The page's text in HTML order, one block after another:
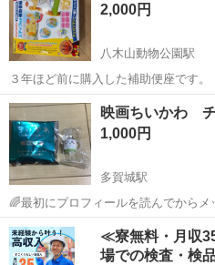
にご希望の日にちを入れ...
2,000円
八木山動物公園駅
３年ほど前に購入した補助便座です。 【購入時価格】 5000円ぐらい
（確か） 【サイズ】 【傷などの状態】 とくに目立った傷はありませ
ん。 【アピールポイント】 状態はいいのでまだまだ使えます！ 購入
したものの、子供...
宮城 仙台市 八木山動物公園駅
映画ちいかわ
1,000円
多賀城駅
🌈最初にプロフィールを読んでからメッセー
出たので出品します。 🦀古本屋 カニちゃん🦀と交換も可 お取引場所
は、ファミリーマート多賀城八幡店
ィールをご確認くだ...
宮城 多賀城市 多賀城駅 フ
≪寮無料・月収
場での検査・検